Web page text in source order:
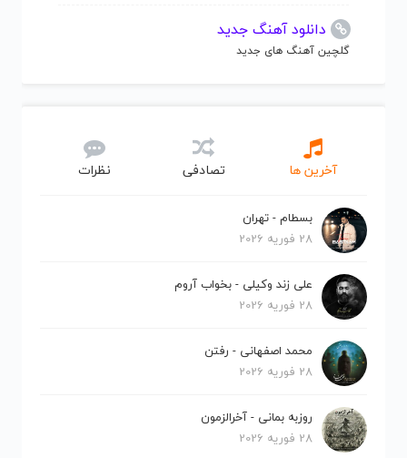
دانلود آهنگ جدید
گلچین آهنگ های جدید
آخرین ها تصادفی نظرات
بسطام - تهران
28 فوریه 2026
علی زند وکیلی - بخواب آروم
28 فوریه 2026
محمد اصفهانی - رفتن
28 فوریه 2026
روزبه بمانی - آخرالزمون
28 فوریه 2026